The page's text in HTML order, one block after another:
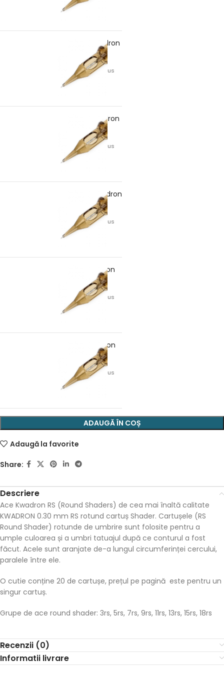
11RS/30 – Kwadron
lei TVA inclus
11RS/35 – Kwadron
lei TVA inclus
13RS/30 – Kwadron
lei TVA inclus
15RS/35 Kwadron
lei TVA inclus
18RS/35 Kwadron
lei TVA inclus
ADAUGĂ ÎN COȘ
Adaugă la favorite
Share:
Descriere
Ace Kwadron RS (Round Shaders) de cea mai înaltă calitate
KWADRON 0.30 mm RS rotund cartuș Shader. Cartușele (RS
Round Shader) rotunde de umbrire sunt folosite pentru a
umple culoarea și a umbri tatuajul după ce conturul a fost
făcut. Acele sunt aranjate de-a lungul circumferinței cercului,
paralele între ele.
O cutie conține 20 de cartușe, prețul pe pagină este pentru un
singur cartuș.
Grupe de ace round shader: 3rs, 5rs, 7rs, 9rs, 11rs, 13rs, 15rs, 18rs
Recenzii (0)
Informatii livrare